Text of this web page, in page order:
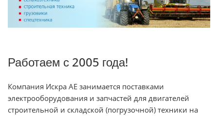
Работаем с 2005 года!
Компания Искра АЕ занимается поставками
электрооборудования и запчастей для двигателей
строительной и складской (погрузочной) техники на